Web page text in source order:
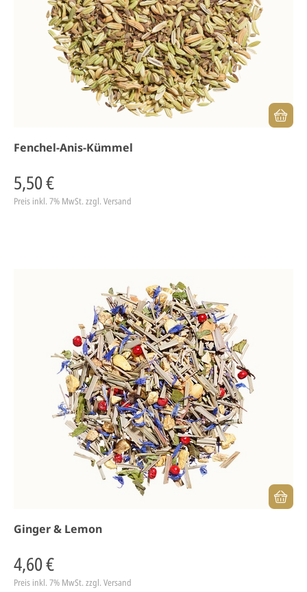
Fenchel-Anis-Kümmel
5,50 €
Preis inkl. 7% MwSt. zzgl. Versand
Ginger & Lemon
4,60 €
Preis inkl. 7% MwSt. zzgl. Versand